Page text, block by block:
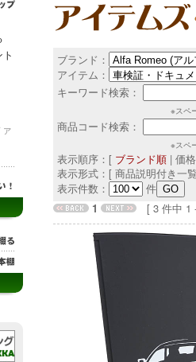
ブランド：
アイテム：
キーワード検索：
※スペ
商品コード検索：
※スペ
表示順序：[ ブランド順| 価
表示形式：[ 商品説明付き一
表示件数：
件
1
[ 3 件中 1